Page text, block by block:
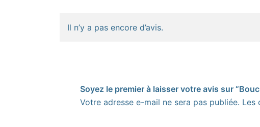
Il n’y a pas encore d’avis.
Soyez le premier à laisser votre avis sur
Votre adresse e-mail ne sera pas publiée. Les